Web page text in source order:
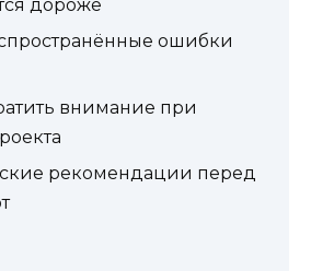
дороже
ошибки
внимание при
рекомендации перед